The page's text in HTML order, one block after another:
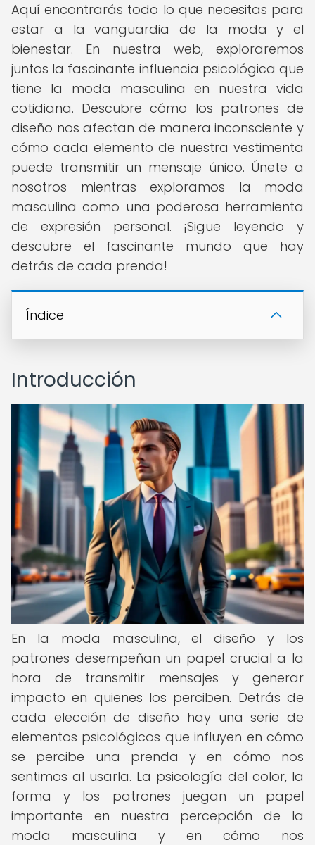
Aquí encontrarás todo lo que necesitas para
estar a la vanguardia de la moda y el
bienestar. En nuestra web, exploraremos
juntos la fascinante influencia psicológica que
tiene la moda masculina en nuestra vida
cotidiana. Descubre cómo los patrones de
diseño nos afectan de manera inconsciente y
cómo cada elemento de nuestra vestimenta
puede transmitir un mensaje único. Únete a
nosotros mientras exploramos la moda
masculina como una poderosa herramienta
de expresión personal. ¡Sigue leyendo y
descubre el fascinante mundo que hay
detrás de cada prenda!
Índice
Introducción
En la moda masculina, el diseño y los
patrones desempeñan un papel crucial a la
hora de transmitir mensajes y generar
impacto en quienes los perciben. Detrás de
cada elección de diseño hay una serie de
elementos psicológicos que influyen en cómo
se percibe una prenda y en cómo nos
sentimos al usarla. La psicología del color, la
forma y los patrones juegan un papel
importante en nuestra percepción de la
moda masculina y en cómo nos